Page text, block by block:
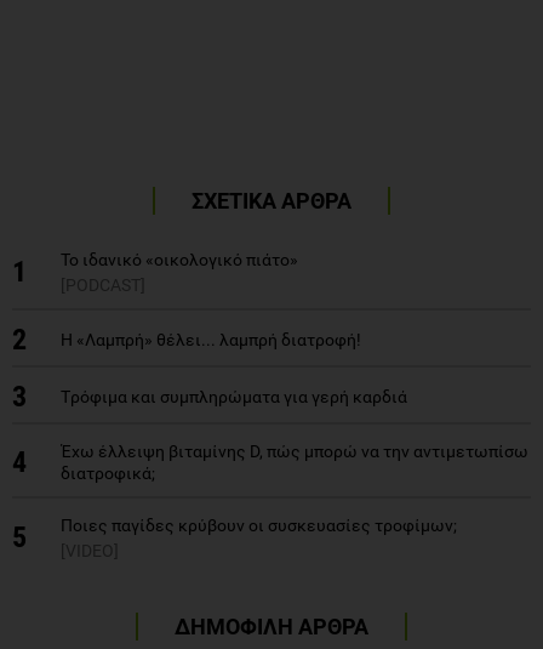
ΣΧΕΤΙΚΑ ΑΡΘΡΑ
1
Το ιδανικό «οικολογικό πιάτο»
[PODCAST]
2 Η «Λαμπρή» θέλει... λαμπρή διατροφή!
3 Tρόφιμα και συμπληρώματα για γερή καρδιά
4
Έχω έλλειψη βιταμίνης D, πώς μπορώ να την αντιμετωπίσω
διατροφικά;
5
Ποιες παγίδες κρύβουν οι συσκευασίες τροφίμων;
[VIDEO]
ΔΗΜΟΦΙΛΗ ΑΡΘΡΑ